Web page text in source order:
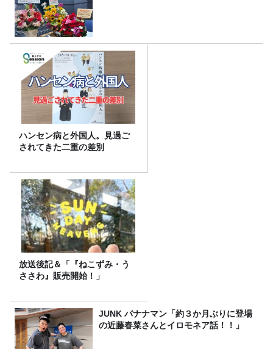
ハンセン病と外国人。見過ご
されてきた二重の差別
放送後記＆「『ねこずみ・う
ささわ』販売開始！」
JUNK バナナマン「約３か月ぶりに登場
の近藤春菜さんとイロモネア話！！」